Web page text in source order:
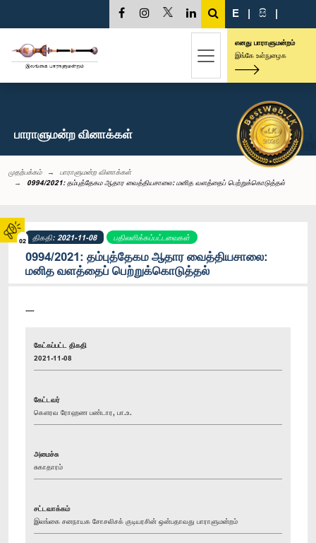
02
E | සි |
எனது பாராளுமன்றம்
இங்கே உள்நுழைக
பாராளுமன்ற வினாக்கள்
முதற்பக்கம்
பாராளுமன்ற வினாக்கள்
0994/2021: தம்புத்தேகம ஆதார வைத்தியசாலை: மனித வளத்தைப் பெற்றுக்கொடுத்தல்
திகதி: 2021-11-08 பதிலளிக்கப்பட்டவைகள்
0994/2021: தம்புத்தேகம ஆதார வைத்தியசாலை:
மனித வளத்தைப் பெற்றுக்கொடுத்தல்
----
கேட்கப்பட்ட திகதி
2021-11-08
கேட்டவர்
கௌரவ ரோஹண பண்டார, பா.உ.
அமைச்சு
சுகாதாரம்
சட்டவாக்கம்
இலங்கை சனநாயக சோசலிசக் குடியரசின் ஒன்பதாவது பாராளுமன்றம்